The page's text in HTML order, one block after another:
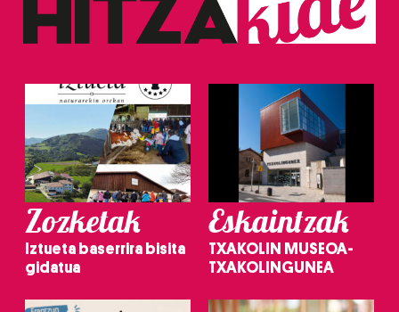
Zozketak
Iztueta baserrira bisita
gidatua
Eskaintzak
TXAKOLIN MUSEOA-
TXAKOLINGUNEA